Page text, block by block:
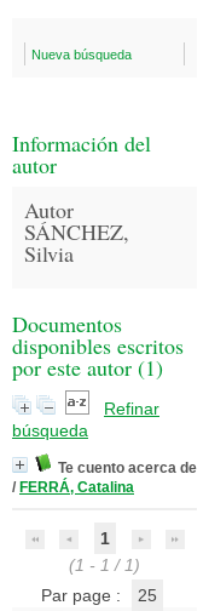
Nueva búsqueda
Información del
autor
Autor
SÁNCHEZ,
Silvia
Documentos
disponibles escritos
por este autor (1)
Refinar
búsqueda
Te cuento acerca de
/ FERRÁ, Catalina
1
(1 - 1 / 1)
Par page :
25